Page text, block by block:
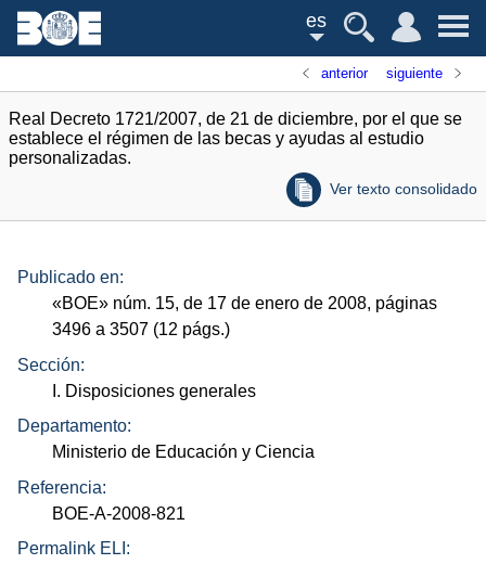
es
anterior siguiente
Real Decreto 1721/2007, de 21 de diciembre, por el que se
establece el régimen de las becas y ayudas al estudio
personalizadas.
Ver texto consolidado
Publicado en:
«BOE» núm. 15, de 17 de enero de 2008, páginas
3496 a 3507 (12 págs.)
Sección:
I. Disposiciones generales
Departamento:
Ministerio de Educación y Ciencia
Referencia:
BOE-A-2008-821
Permalink ELI: